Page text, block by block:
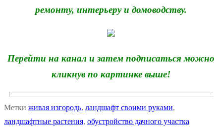
ремонту, интерьеру и домоводству.
Перейти на канал и затем подписаться можно
кликнув по картинке выше!
Метки живая изгородь, ландшафт своими руками,
ландшафтные растения, обустройство дачного участка